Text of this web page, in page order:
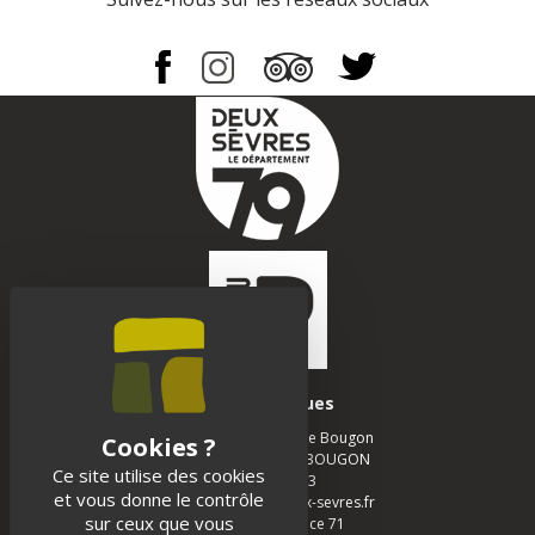
Infos pratiques
Musée des Tumulus de Bougon
La Chapelle - 79 800 BOUGON
05 49 05 12 13
musee-bougon@deux-sevres.fr
Realisation :
Agence 71
Ce site utilise des cookies
et vous donne le contrôle
sur ceux que vous